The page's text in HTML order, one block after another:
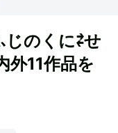
のくに⇄せ
外11作品を